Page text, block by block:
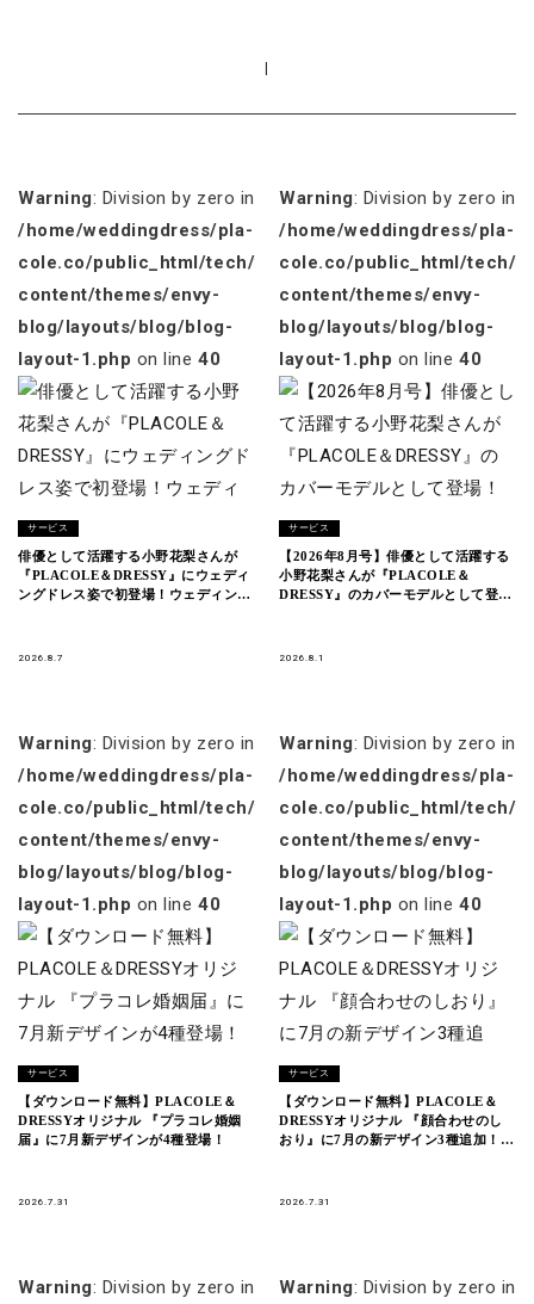
Warning: Division by zero in
/home/weddingdress/pla-
cole.co/public_html/tech/wp-
content/themes/envy-
blog/layouts/blog/blog-
layout-1.php on line40
サービス
俳優として活躍する小野花梨さんが
『PLACOLE＆DRESSY』にウェディ
ングドレス姿で初登場！ウェディング
2026.8.7
Warning: Division by zero in
/home/weddingdress/pla-
cole.co/public_html/tech/
content/themes/envy-
blog/layouts/blog/blog-
layout-1.php on line40
サービス
【2026年8月号】俳優として活躍する
小野花梨さんが『PLACOLE＆
DRESSY』のカバーモデルとして登
2026.8.1
Warning: Division by zero in
/home/weddingdress/pla-
cole.co/public_html/tech/wp-
content/themes/envy-
blog/layouts/blog/blog-
layout-1.php on line40
サービス
【ダウンロード無料】PLACOLE＆
DRESSYオリジナル 『プラコレ婚姻
届』に7月新デザインが4種登場！
2026.7.31
Warning: Division by zero in
/home/weddingdress/pla-
cole.co/public_html/tech/
content/themes/envy-
blog/layouts/blog/blog-
layout-1.php on line40
サービス
【ダウンロード無料】PLACOLE＆
DRESSYオリジナル 『顔合わせのし
おり』に7月の新デザイン3種追加！名
2026.7.31
Warning: Division by zero in
Warning: Division by zero in